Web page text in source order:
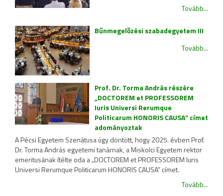
Tovább...
Bűnmegelőzési szabadegyetem III
Tovább...
Prof. Dr. Torma András részére
„DOCTOREM et PROFESSOREM
Iuris Universi Rerumque
Politicarum HONORIS CAUSA” címet
adományoztak
A Pécsi Egyetem Szenátusa úgy döntött, hogy 2025. évben Prof.
Dr. Torma András egyetemi tanárnak, a Miskolci Egyetem rektor
emeritusának ítélte oda a „DOCTOREM et PROFESSOREM Iuris
Universi Rerumque Politicarum HONORIS CAUSA” címet.
Tovább...